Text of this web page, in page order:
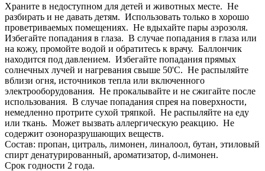
Храните в недоступном для детей и животных месте. Не
разбирать и не давать детям. Использовать только в хорошо
проветриваемых помещениях. Не вдыхайте пары аэрозоля.
Избегайте попадания в глаза. В случае попадания в глаза или
на кожу, промойте водой и обратитесь к врачу. Баллончик
находится под давлением. Избегайте попадания прямых
солнечных лучей и нагревания свыше 50'С. Не распыляйте
вблизи огня, источников тепла или включенного
электрооборудования. Не прокалывайте и не сжигайте после
использования. В случае попадания спрея на поверхности,
немедленно протрите сухой тряпкой. Не распыляйте на еду
или ткань. Может вызвать аллергическую реакцию. Не
содержит озоноразрушающих веществ.
Состав: пропан, цитраль, лимонен, линалоол, бутан, этиловый
спирт денатурированный, ароматизатор, d-лимонен.
Срок годности 2 года.